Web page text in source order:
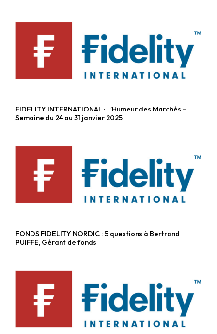
Fonds diversifiés
FIDELITY INTERNATIONAL : L’Humeur des Marchés –
Semaine du 24 au 31 janvier 2025
Fonds actions
FONDS FIDELITY NORDIC : 5 questions à Bertrand
PUIFFE, Gérant de fonds